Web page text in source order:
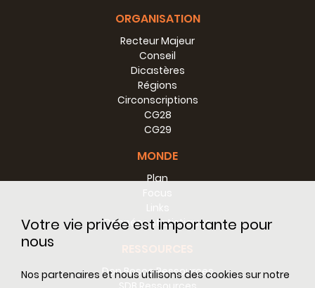
Votre vie privée est importante pour
nous
Nos partenaires et nous utilisons des cookies sur notre
ORGANISATION
Recteur Majeur
Conseil
Dicastères
Régions
Circonscriptions
CG28
CG29
MONDE
Plan
Données statistiques
Don Bosco Ressources